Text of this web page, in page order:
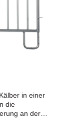
in einer
die
an der